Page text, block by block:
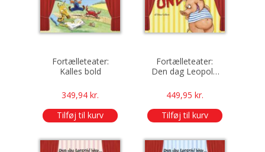
Fortælleteater:
Kalles bold
349,94kr.
Tilføj til kurv
Fortælleteater:
Den dag Leopold
449,95 kr.
Tilføj til kurv